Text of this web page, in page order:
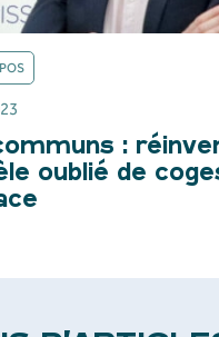
:
oublié de